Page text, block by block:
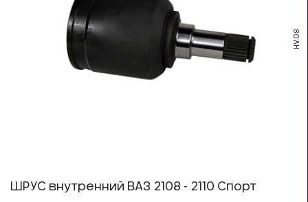
HV.08
ШРУС внутренний ВАЗ 2108 - 2110 Спорт